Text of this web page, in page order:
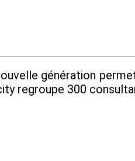
génération
regroupe 300